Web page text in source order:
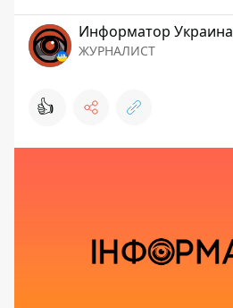
Информатор Украина
ЖУРНАЛИСТ
👍